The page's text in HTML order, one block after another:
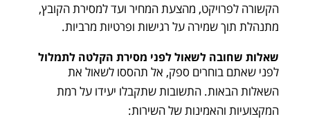
הקשורה לפרויקט, מהצעת המחיר ועד למסירת הקובץ,
מתנהלת תוך שמירה על רגישות ופרטיות מרביות.
שאלות שחובה לשאול לפני מסירת הקלטה לתמלול
לפני שאתם בוחרים ספק, אל תהססו לשאול את
השאלות הבאות. התשובות שתקבלו יעידו על רמת
המקצועיות והאמינות של השירות: